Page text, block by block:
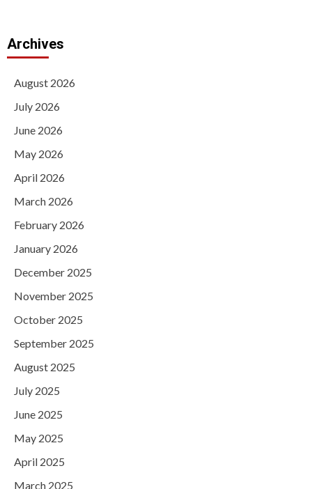
Archives
August 2026
July 2026
June 2026
May 2026
April 2026
March 2026
February 2026
January 2026
December 2025
November 2025
October 2025
September 2025
August 2025
July 2025
June 2025
May 2025
April 2025
March 2025